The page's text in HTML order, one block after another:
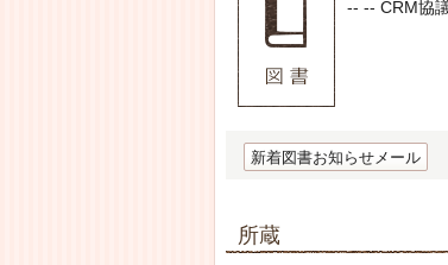
-- -- CRM協
新着図書お知らせメール
所蔵